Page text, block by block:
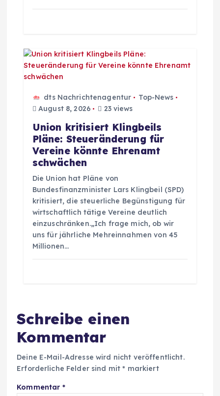
o
n
dts Nachrichtenagentur
Top-News
August 8, 2026
23 views
Union kritisiert Klingbeils
Pläne: Steueränderung für
Vereine könnte Ehrenamt
schwächen
Die Union hat Pläne von
Bundesfinanzminister Lars Klingbeil (SPD)
kritisiert, die steuerliche Begünstigung für
wirtschaftlich tätige Vereine deutlich
einzuschränken.„Ich frage mich, ob wir
uns für jährliche Mehreinnahmen von 45
Millionen…
Schreibe einen
Kommentar
Deine E-Mail-Adresse wird nicht veröffentlicht.
Erforderliche Felder sind mit* markiert
Kommentar *